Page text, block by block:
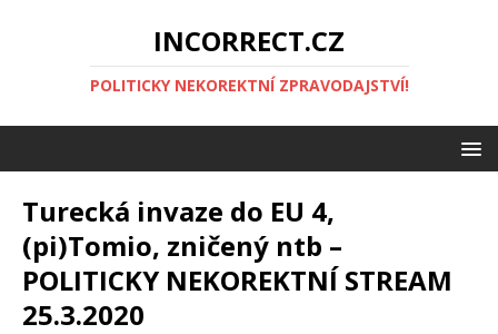
INCORRECT.CZ
POLITICKY NEKOREKTNÍ ZPRAVODAJSTVÍ!
Turecká invaze do EU 4,
(pi)Tomio, zničený ntb –
POLITICKY NEKOREKTNÍ STREAM
25.3.2020